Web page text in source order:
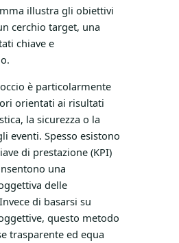
è particolarmente
orientati ai risultati
la sicurezza o la
eventi. Spesso esistono
di prestazione (KPI)
una
delle
di basarsi su
questo metodo
trasparente ed equa